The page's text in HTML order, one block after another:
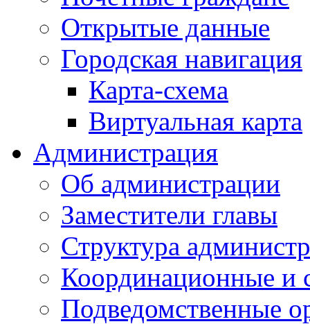
Открытые данные
Городская навигация
Карта-схема
Виртуальная карта
Администрация
Об администрации
Заместители главы
Структура
Координационные и
Подведомственные